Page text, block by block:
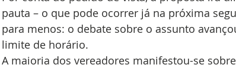
pauta – o que pode ocorrer já na próxima
para menos: o debate sobre o assunto
limite de horário.
A maioria dos vereadores manifestou-se